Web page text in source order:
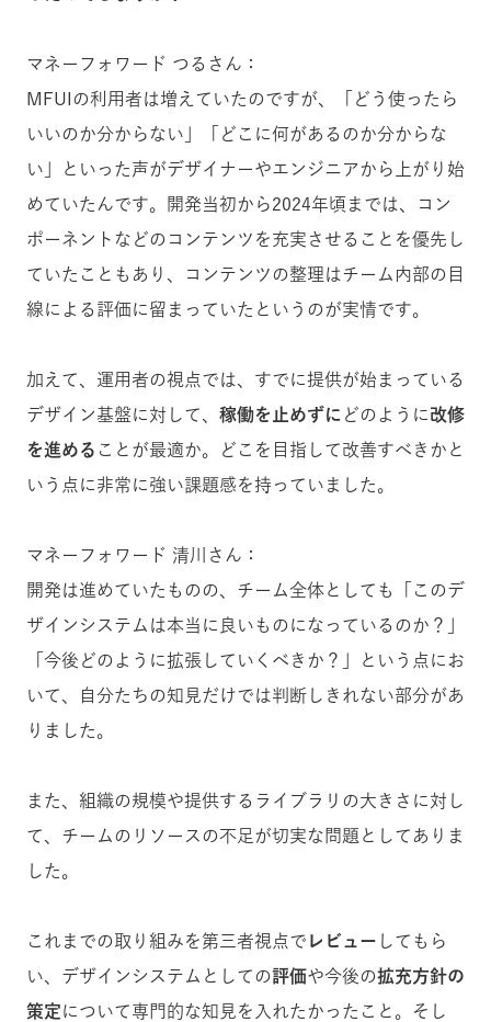
マネーフォワード つるさん：
MFUIの利用者は増えていたのですが、「どう使ったら
いいのか分からない」「どこに何があるのか分からな
い」といった声がデザイナーやエンジニアから上がり始
めていたんです。
開発当初から2024年頃までは、コン
ポーネントなどのコンテンツを充実させることを優先し
ていたこともあり、
コンテンツの整理はチーム内部の目
線による評価に留まっていたというのが実情です。
加えて、運用者の視点では、すでに提供が始まっている
デザイン基盤に対して、 稼働を止めずに どのように改修
を進める ことが最適か。どこを目指して改善すべきかと
いう点に非常に強い課題感を持っていました。
マネーフォワード 清川さん：
開発は進めていたものの、チーム全体としても「このデ
ザインシステムは本当に良いものになっているのか？」
「今後どのように拡張していくべきか？」という点にお
いて、自分たちの知見だけでは判断しきれない部分があ
りました。
また、組織の規模や提供するライブラリの大きさに対し
て、チームのリソースの不足が切実な問題としてありま
した。
これまでの取り組みを第三者視点で レビュー してもら
い、デザインシステムとしての評価や今後の拡充方針の
策定について専門的な知見を入れたかったこと。そし